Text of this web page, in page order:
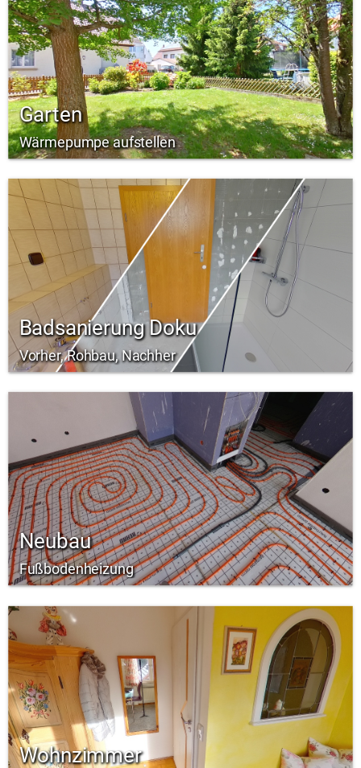
Garten
Wärmepumpe aufstellen
Badsanierung Doku
Vorher, Rohbau, Nachher
Neubau
Fußbodenheizung
Wohnzimmer